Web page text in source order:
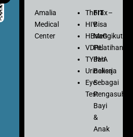
Amalia
Medical
Center
Thorax
HIV
HBsaG
VDRL
TYPHA
Urinalisa
Eye
Test
FIT–
Bisa
Mengikuti
Pelatihan
dan
Bekerja
Sebagai
Pengasuh
Bayi
&
Anak